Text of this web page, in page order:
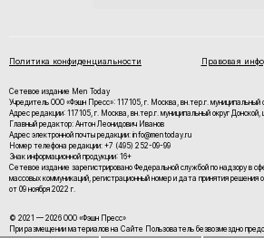
Политика конфиденциальности Правовая
Сетевое издание Men Today
Учредитель ООО «Фэшн Пресс»: 117105, г. Москва, вн.тер.г. муниципальный
Адрес редакции: 117105, г. Москва, вн.тер.г. муниципальный округ
Главный редактор: Антон Леонидович Иванов
Адрес электронной почты редакции: info@mentoday.ru
Номер телефона редакции: +7 (495) 252-09-99
Знак информационной продукции: 16+
Cетевое издание зарегистрировано Федеральной службой по надзору в
массовых коммуникаций, регистрационный номер и дата принятия
от 09 ноября 2022 г.
© 2021 — 2026 ООО «Фэшн Пресс»
При размещении материалов на Сайте Пользователь безвозмездно